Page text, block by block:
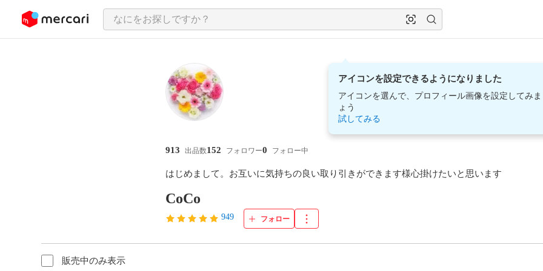
ツにスキップ
アイコンを設定できるようになりました
アイコンを選んで、プロフィール画像を設定してみ
ょう
試してみる
CoCo
949 フォロー
913 出品数152 フォロワー0 フォロー中
はじめまして。お互いに気持ちの良い取り引きができます様心掛けたいと思います
販売中のみ表示